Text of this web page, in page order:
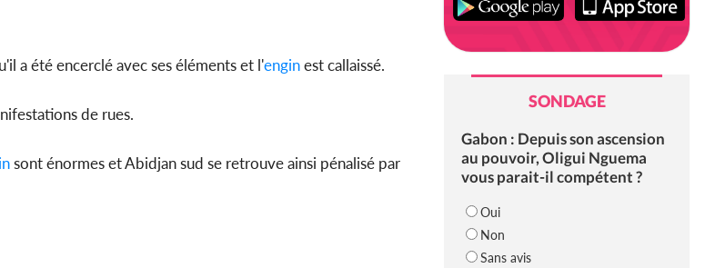
a été encerclé avec ses éléments et l'enginest callaissé.
de rues.
sont énormes et Abidjan sud se retrouve ainsi pénalisé par
SONDAGE
Gabon : Depuis son ascension
au pouvoir, Oligui Nguema
vous parait-il compétent ?
Oui
Non
Sans avis